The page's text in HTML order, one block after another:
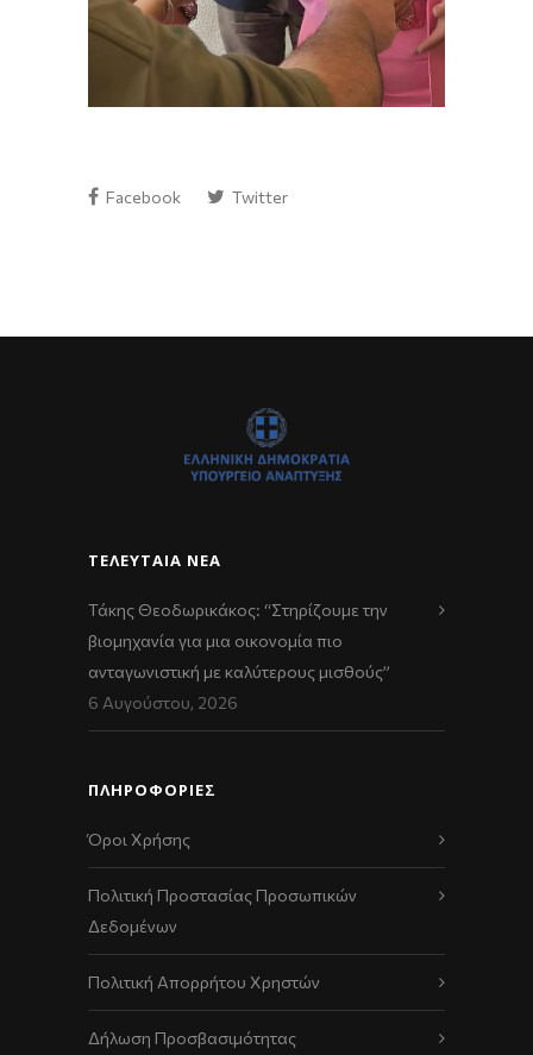
Facebook Twitter
ΤΕΛΕΥΤΑΊΑ ΝΈΑ
Τάκης Θεοδωρικάκος: “Στηρίζουμε την
βιομηχανία για μια οικονομία πιο
ανταγωνιστική με καλύτερους μισθούς”
6 Αυγούστου, 2026
ΠΛΗΡΟΦΟΡΙΕΣ
Όροι Χρήσης
Πολιτική Προστασίας Προσωπικών
Δεδομένων
Πολιτική Απορρήτου Χρηστών
Δήλωση Προσβασιμότητας